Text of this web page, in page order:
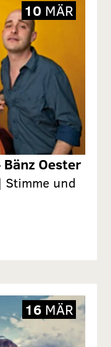
Oester
Stimme und
10 MÄR
16 MÄR